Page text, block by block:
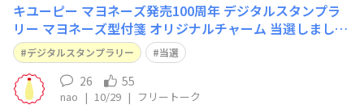
キユーピー マヨネーズ発売100周年 デジタルスタンプラ
リー マヨネーズ型付箋 オリジナルチャーム 当選しました
🎯 めっちゃ可愛い♥️ ありがとうございます🥰
デジタルスタンプラリー 当選
26 55
nao | 10/29 | フリートーク